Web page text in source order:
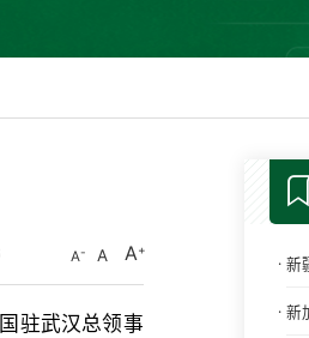
A A A
驻武汉总领事
· 新
· 新